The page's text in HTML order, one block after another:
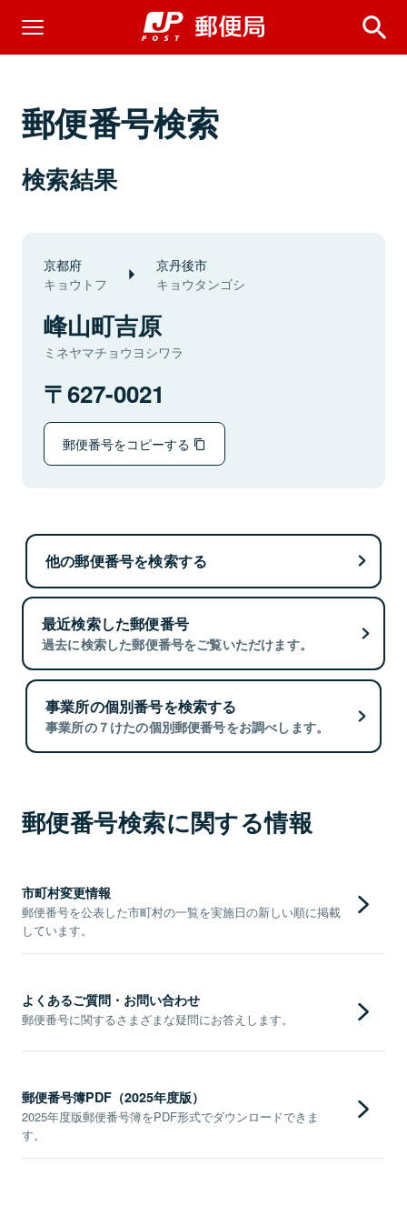
郵便番号検索
検索結果
京都府
キョウトフ
京丹後市
キョウタンゴシ
峰山町吉原
ミネヤマチョウヨシワラ
627-0021
郵便番号をコピーする
他の郵便番号を検索する
最近検索した郵便番号
過去に検索した郵便番号をご覧いただけます。
事業所の個別番号を検索する
事業所の７けたの個別郵便番号をお調べします。
郵便番号検索に関する情報
市町村変更情報
郵便番号を公表した市町村の一覧を実施日の新しい順に掲載
しています。
よくあるご質問・お問い合わせ
郵便番号に関するさまざまな疑問にお答えします。
郵便番号簿PDF（2025年度版）
2025年度版郵便番号簿をPDF形式でダウンロードできま
す。